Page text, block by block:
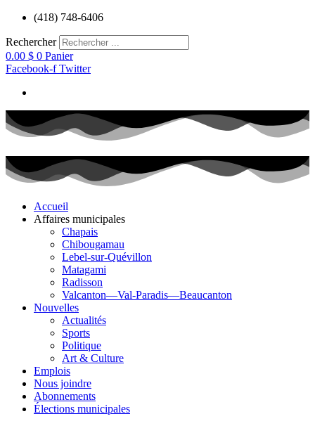
Aller
contenu
(418) 748-6406
Rechercher
0.00 $ 0 Panier
Facebook-f Twitter
Accueil
Affaires municipales
Chapais
Chibougamau
Lebel-sur-Quévillon
Matagami
Radisson
Valcanton—Val-Paradis—Beaucanton
Nouvelles
Actualités
Sports
Politique
Art & Culture
Emplois
Nous joindre
Abonnements
Élections municipales